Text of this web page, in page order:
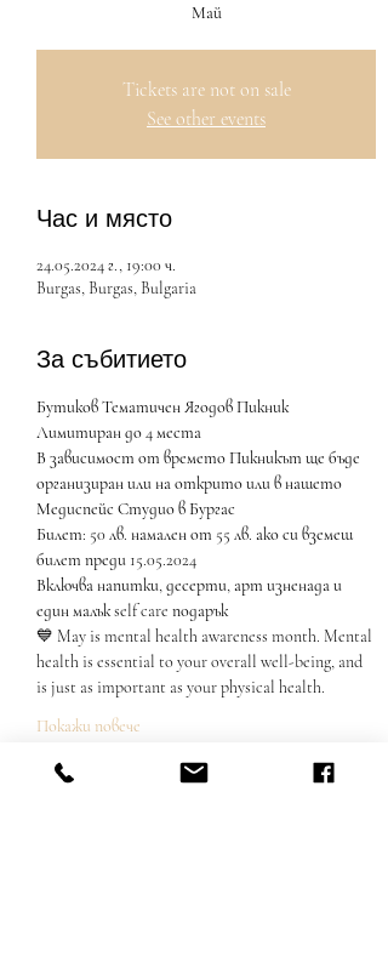
Май
Tickets are not on sale
See other events
Час и място
24.05.2024 г., 19:00 ч.
Burgas, Burgas, Bulgaria
За събитието
Бутиков Тематичен Ягодов Пикник
Лимитиран до 4 места
В зависимост от времето Пикникът ще бъде
организиран или на открито или в нашето
Медиспейс Студио в Бургас
Билет: 50 лв. намален от 55 лв. ако си вземеш
билет преди 15.05.2024
Включва напитки, десерти, арт изненада и
един малък self care подарък
💙 May is mental health awareness month. Mental
health is essential to your overall well-being, and
is just as important as your physical health.
Покажи повече